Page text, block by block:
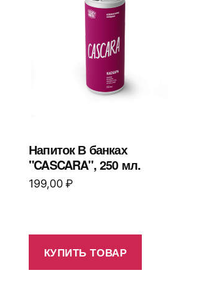
Напиток В банках
"CASCARA", 250 мл.
199,00₽
КУПИТЬ ТОВАР